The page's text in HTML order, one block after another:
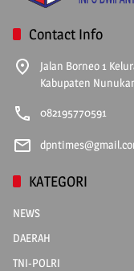
Contact Info
Jalan Borneo 1
Kabupaten
082195770591
KATEGORI
NEWS
DAERAH
TNI-POLRI